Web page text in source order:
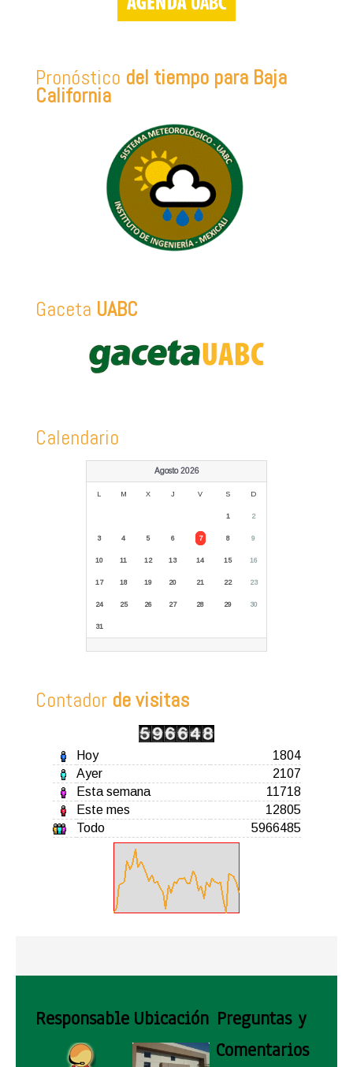
Pronóstico del tiempo para Baja
California
Gaceta UABC
Calendario
Agosto 2026
L M X J V S D
1 2
3 4 5 6 7 8 9
10 11 12 13 14 15 16
17 18 19 20 21 22 23
24 25 26 27 28 29 30
31
Contador de visitas
Hoy
1804
Ayer
2107
Esta semana
11718
Este mes
12805
Todo
5966485
Responsable Ubicación Preguntas y
Comentarios